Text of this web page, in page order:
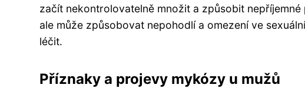
začít nekontrolovatelně množit a způsobit
ale může způsobovat nepohodlí a omezení ve
léčit.
Příznaky a projevy mykózy u mužů